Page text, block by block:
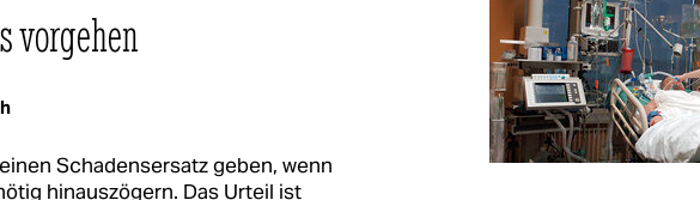
vorgehen
Schadensersatz geben, wenn
hinauszögern. Das Urteil ist